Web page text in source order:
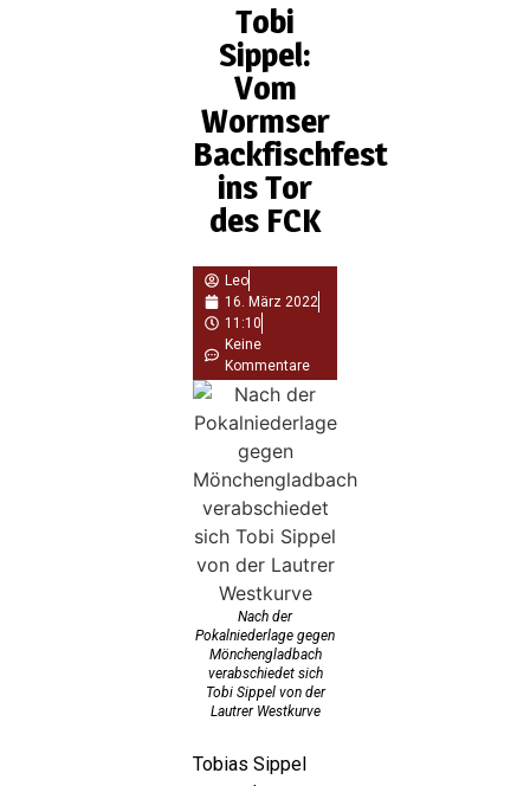
Tobi
Sippel:
Vom
Wormser
Backfischfest
ins Tor
des FCK
Leo
16. März 2022
11:10
Keine
Kommentare
Nach der
Pokalniederlage gegen
Mönchengladbach
verabschiedet sich
Tobi Sippel von der
Lautrer Westkurve
Tobias Sippel